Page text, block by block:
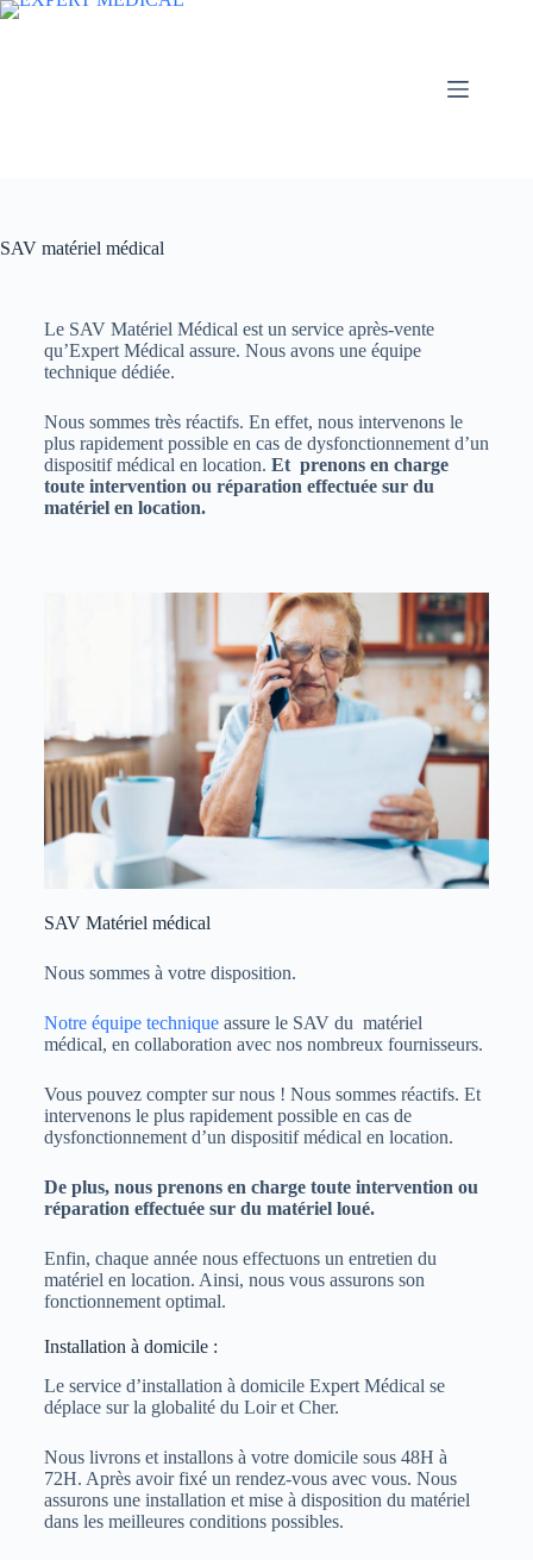
SAV matériel médical
Le SAV Matériel Médical est un service après-vente
qu’Expert Médical assure. Nous avons une équipe
technique dédiée.
Nous sommes très réactifs. En effet, nous intervenons le
plus rapidement possible en cas de dysfonctionnement d’un
dispositif médical en location. Et prenons en charge
toute intervention ou réparation effectuée sur du
matériel en location.
SAV Matériel médical
Nous sommes à votre disposition.
Notre équipe techniqueassure le SAV du matériel
médical, en collaboration avec nos nombreux fournisseurs.
Vous pouvez compter sur nous ! Nous sommes réactifs. Et
intervenons le plus rapidement possible en cas de
dysfonctionnement d’un dispositif médical en location.
De plus, nous prenons en charge toute intervention ou
réparation effectuée sur du matériel loué.
Enfin, chaque année nous effectuons un entretien du
matériel en location. Ainsi, nous vous assurons son
fonctionnement optimal.
Installation à domicile :
Le service d’installation à domicile Expert Médical se
déplace sur la globalité du Loir et Cher.
Nous livrons et installons à votre domicile sous 48H à
72H. Après avoir fixé un rendez-vous avec vous. Nous
assurons une installation et mise à disposition du matériel
dans les meilleures conditions possibles.